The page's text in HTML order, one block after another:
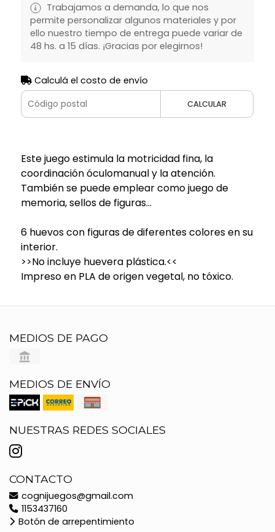
Trabajamos a demanda, lo que nos
permite personalizar algunos materiales y por
ello nuestro tiempo de entrega puede variar de
48 hs. a 15 días. ¡Gracias por elegirnos!
Calculá el costo de envío
CALCULAR
Este juego estimula la motricidad fina, la
coordinación óculomanual y la atención.
También se puede emplear como juego de
memoria, sellos de figuras...
6 huevos con figuras de diferentes colores en su
interior.
>>No incluye huevera plástica.<<
Impreso en PLA de origen vegetal, no tóxico.
MEDIOS DE PAGO
MEDIOS DE ENVÍO
NUESTRAS REDES SOCIALES
CONTACTO
cognijuegos@gmail.com
1153437160
Botón de arrepentimiento